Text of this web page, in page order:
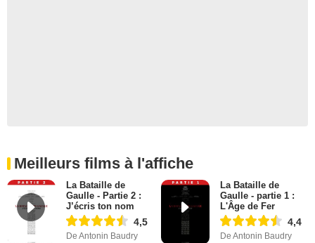
Meilleurs films à l'affiche
La Bataille de
Gaulle - Partie 2 :
J’écris ton nom
4,5
De Antonin Baudry
La Bataille de
Gaulle - partie 1 :
L'Âge de Fer
4,4
De Antonin Baudry